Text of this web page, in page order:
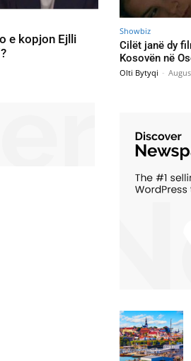
e kopjon Ejlli
Showbiz
Cilët janë dy
Kosovën në
Olti Bytyqi -